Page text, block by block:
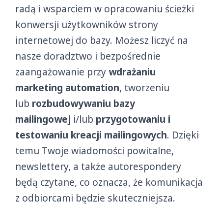
radą i wsparciem w opracowaniu ścieżki
konwersji użytkowników strony
internetowej do bazy. Możesz liczyć na
nasze doradztwo i bezpośrednie
zaangażowanie przywdrażaniu
marketing automation, tworzeniu
lub rozbudowywaniu bazy
mailingowej i/lub przygotowaniu i
testowaniu kreacji mailingowych. Dzięki
temu Twoje wiadomości powitalne,
newslettery, a także autorespondery
będą czytane, co oznacza, że komunikacja
z odbiorcami będzie skuteczniejsza.